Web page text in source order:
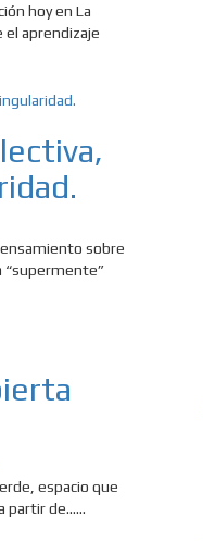
hoy en La
el aprendizaje
sobre
“supermente”
espacio que
partir de......